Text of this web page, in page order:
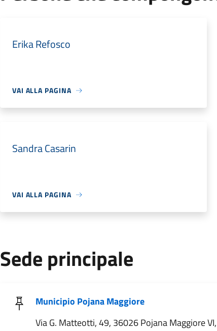
Erika Refosco
VAI ALLA PAGINA
Sandra Casarin
VAI ALLA PAGINA
Sede principale
Municipio Pojana Maggiore
Via G. Matteotti, 49, 36026 Pojana Maggiore